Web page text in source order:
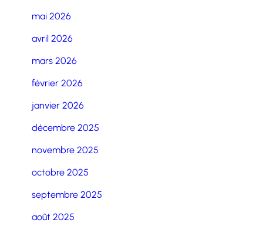
mai 2026
avril 2026
mars 2026
février 2026
janvier 2026
décembre 2025
novembre 2025
octobre 2025
septembre 2025
août 2025